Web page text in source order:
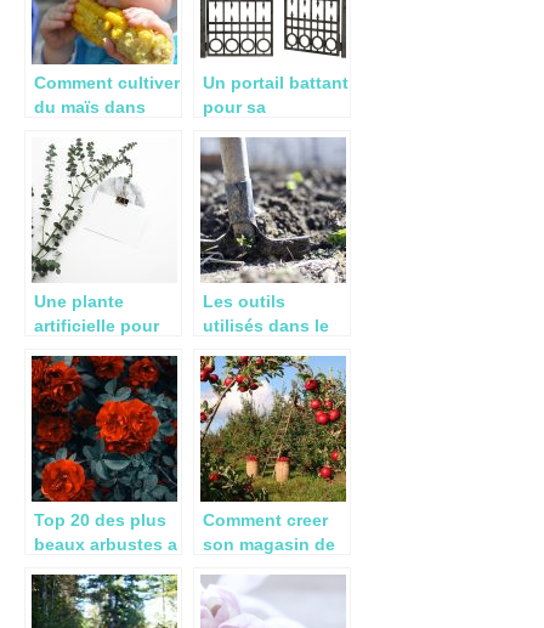
Comment cultiver
du maïs dans
Un portail battant
pour sa
pourquoi pas ?
Une plante
artificielle pour
intérieur ou son
extérieur,
pourquoi pas ?
Les outils
utilisés dans le
Top 20 des plus
beaux arbustes a
Comment creer
son magasin de
ferme ?